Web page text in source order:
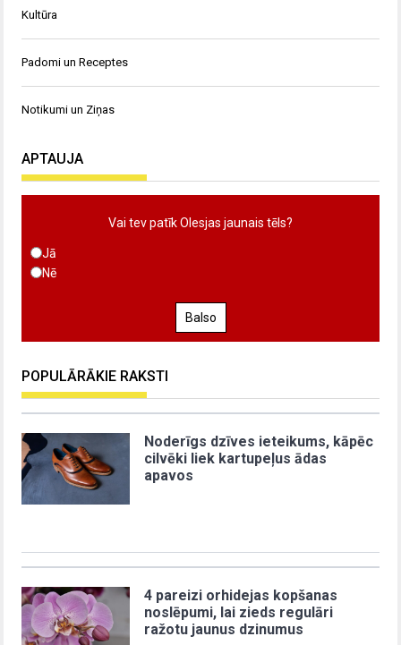
Kultūra
Padomi un Receptes
Notikumi un Ziņas
APTAUJA
Vai tev patīk Olesjas jaunais tēls?
Jā
Nē
Balso
POPULĀRĀKIE RAKSTI
Noderīgs dzīves ieteikums, kāpēc
cilvēki liek kartupeļus ādas
apavos
4 pareizi orhidejas kopšanas
noslēpumi, lai zieds regulāri
ražotu jaunus dzinumus